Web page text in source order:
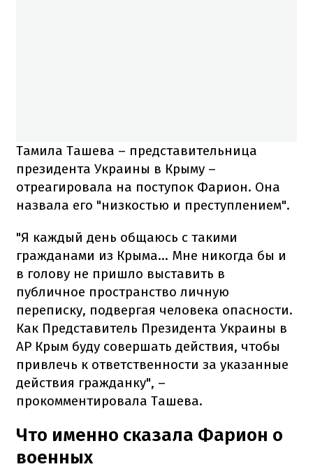
Тамила Ташева – представительница
президента Украины в Крыму –
отреагировала на поступок Фарион. Она
назвала его "низкостью и преступлением".
"Я каждый день общаюсь с такими
гражданами из Крыма... Мне никогда бы и
в голову не пришло выставить в
публичное пространство личную
переписку, подвергая человека опасности.
Как Представитель Президента Украины в
АР Крым буду совершать действия, чтобы
привлечь к ответственности за указанные
действия гражданку", –
прокомментировала Ташева.
Что именно сказала Фарион о
военных